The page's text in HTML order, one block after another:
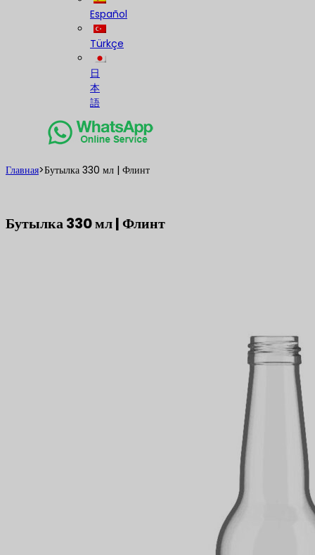
Español
Türkçe
日
本
語
Главная>Бутылка 330 мл | Флинт
Бутылка 330 мл | Флинт